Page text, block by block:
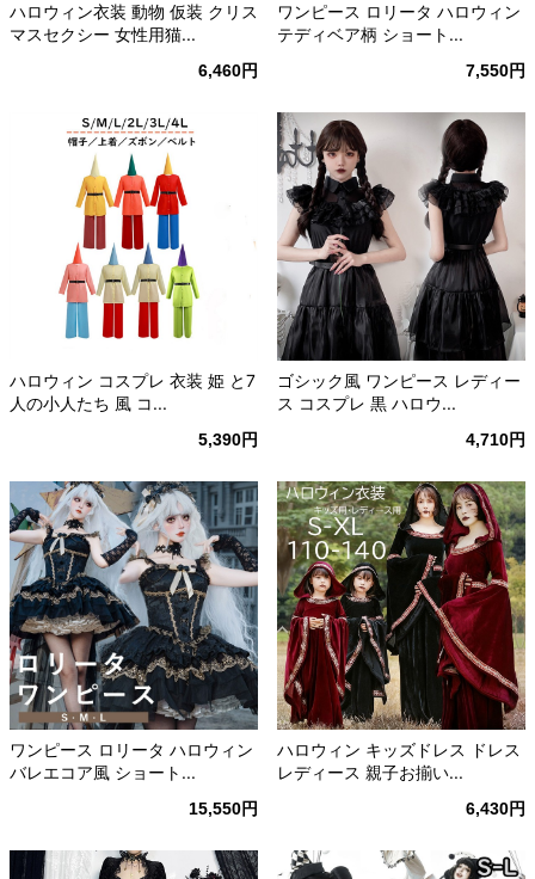
ハロウィン衣装 動物 仮装 クリス
マスセクシー 女性用猫...
6,460円
ワンピース ロリータ ハロウィン
テディベア柄 ショート...
7,550円
ハロウィン コスプレ 衣装 姫 と7
人の小人たち 風 コ...
5,390円
ゴシック風 ワンピース レディー
ス コスプレ 黒 ハロウ...
4,710円
ワンピース ロリータ ハロウィン
バレエコア風 ショート...
15,550円
ハロウィン キッズドレス ドレス
レディース 親子お揃い...
6,430円